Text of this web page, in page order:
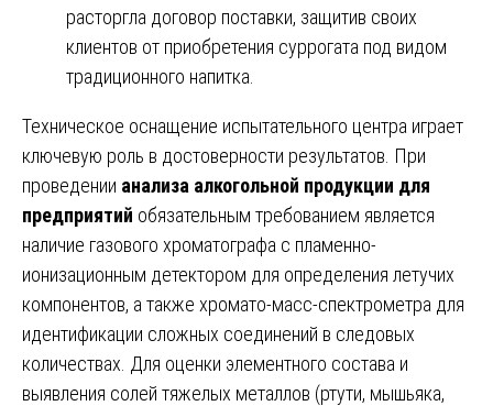
расторгла договор поставки, защитив своих
клиентов от приобретения суррогата под видом
традиционного напитка.
Техническое оснащение испытательного центра играет
ключевую роль в достоверности результатов. При
проведении анализа алкогольной продукции для
предприятий обязательным требованием является
наличие газового хроматографа с пламенно-
ионизационным детектором для определения летучих
компонентов, а также хромато-масс-спектрометра для
идентификации сложных соединений в следовых
количествах. Для оценки элементного состава и
выявления солей тяжелых металлов (ртути, мышьяка,